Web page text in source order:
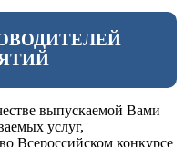
выпускаемой Вами
услуг,
Всероссийском конкурсе